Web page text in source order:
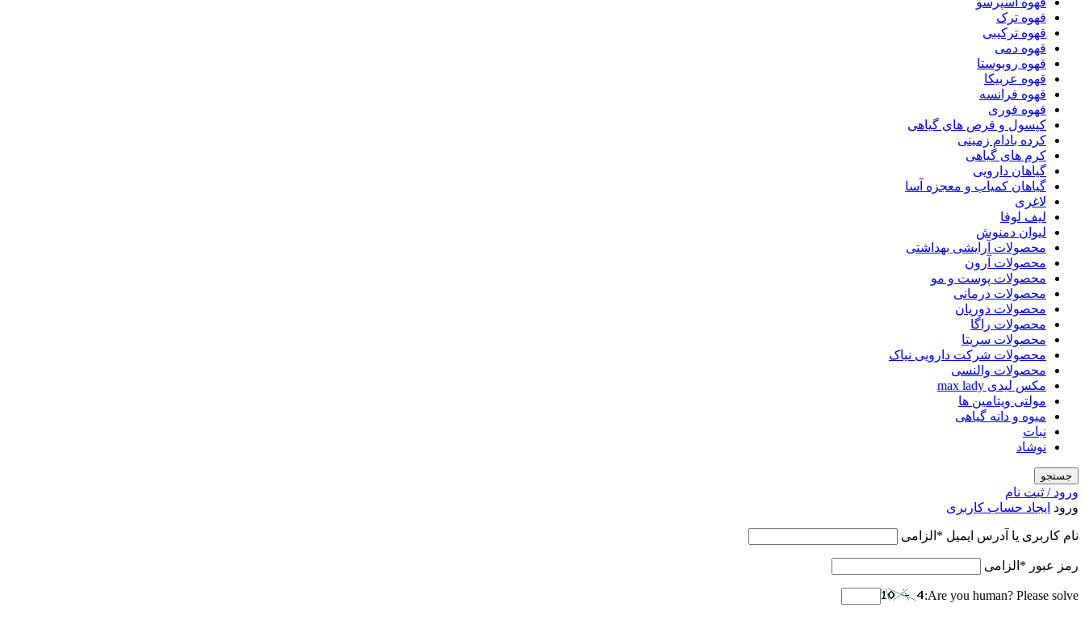
قهوه ترک
قهوه ترکیبی
قهوه دمی
قهوه روبوستا
قهوه عربیکا
قهوه فرانسه
قهوه فوری
کپسول و قرص های گیاهی
کرده بادام زمینی
کرم های گیاهی
گیاهان دارویی
گیاهان کمیاب و معجزه آسا
لاغری
لیف لوفا
لیوان دمنوش
محصولات آرایشی بهداشتی
محصولات آرون
محصولات پوست و مو
محصولات درمانی
محصولات دوریان
محصولات راگا
محصولات سریتا
محصولات شرکت دارویی نیاک
محصولات والنسی
مکس لیدی max lady
مولتی ویتامین ها
میوه و دانه گیاهی
نبات
نوشاد
جستجو
ورود / ثبت نام
ورود ایجاد حساب کاربری
نام کاربری یا آدرس ایمیل * الزامی
رمز عبور * الزامی
Are you human? Please solve: